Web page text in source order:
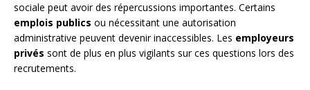
sociale peut avoir des répercussions importantes. Certains
emplois publics ou nécessitant une autorisation
administrative peuvent devenir inaccessibles. Les employeurs
privés sont de plus en plus vigilants sur ces questions lors des
recrutements.